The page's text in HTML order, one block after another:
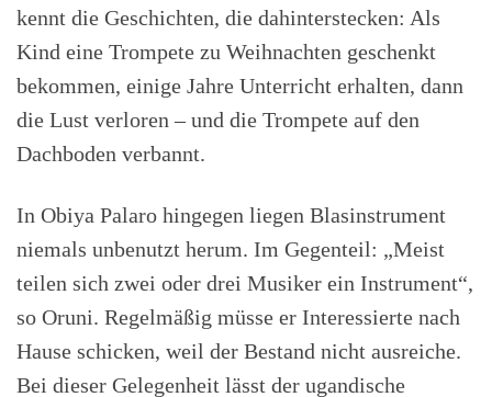
kennt die Geschichten, die dahinterstecken: Als
Kind eine Trompete zu Weihnachten geschenkt
bekommen, einige Jahre Unterricht erhalten, dann
die Lust verloren – und die Trompete auf den
Dachboden verbannt.
In Obiya Palaro hingegen liegen Blasinstrument
niemals unbenutzt herum. Im Gegenteil: „Meist
teilen sich zwei oder drei Musiker ein Instrument“,
so Oruni. Regelmäßig müsse er Interessierte nach
Hause schicken, weil der Bestand nicht ausreiche.
Bei dieser Gelegenheit lässt der ugandische